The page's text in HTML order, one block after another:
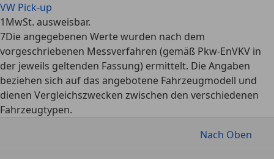
VW Pick-up
1MwSt. ausweisbar.
7Die angegebenen Werte wurden nach dem
vorgeschriebenen Messverfahren (gemäß Pkw-EnVKV in
der jeweils geltenden Fassung) ermittelt. Die Angaben
beziehen sich auf das angebotene Fahrzeugmodell und
dienen Vergleichszwecken zwischen den verschiedenen
Fahrzeugtypen.
Nach Oben